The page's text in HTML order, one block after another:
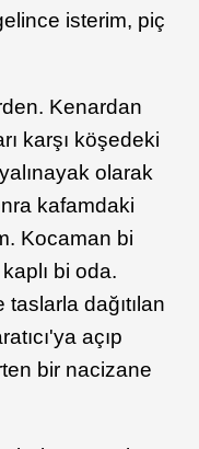
isterim, piç
Kenardan
karşı köşedeki
olarak
kafamdaki
Kocaman bi
bi oda.
taslarla dağıtılan
açıp
bir nacizane